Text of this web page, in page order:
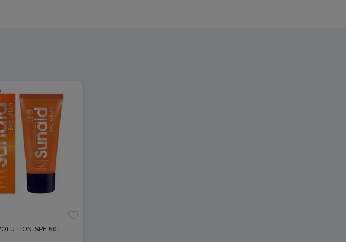
SPF 50+